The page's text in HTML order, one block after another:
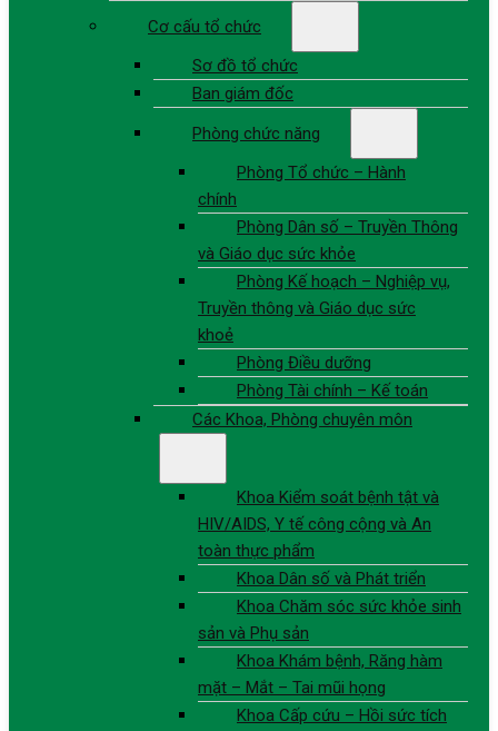
Cơ cấu tổ chức
Sơ đồ tổ chức
Ban giám đốc
Phòng chức năng
Phòng Tổ chức – Hành
chính
Phòng Dân số – Truyền Thông
và Giáo dục sức khỏe
Phòng Kế hoạch – Nghiệp vụ,
Truyền thông và Giáo dục sức
khoẻ
Phòng Điều dưỡng
Phòng Tài chính – Kế toán
Các Khoa, Phòng chuyên môn
Khoa Kiểm soát bệnh tật và
HIV/AIDS, Y tế công cộng và An
toàn thực phẩm
Khoa Dân số và Phát triển
Khoa Chăm sóc sức khỏe sinh
sản và Phụ sản
Khoa Khám bệnh, Răng hàm
mặt – Mắt – Tai mũi họng
Khoa Cấp cứu – Hồi sức tích